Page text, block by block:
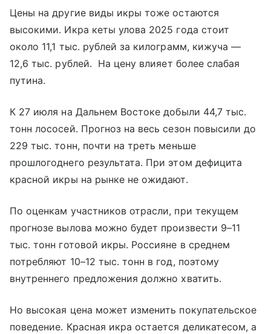
Цены на другие виды икры тоже остаются
высокими. Икра кеты улова 2025 года стоит
около 11,1 тыс. рублей за килограмм, кижуча —
12,6 тыс. рублей. На цену влияет более слабая
путина.
К 27 июля на Дальнем Востоке добыли 44,7 тыс.
тонн лососей. Прогноз на весь сезон повысили до
229 тыс. тонн, почти на треть меньше
прошлогоднего результата. При этом дефицита
красной икры на рынке не ожидают.
По оценкам участников отрасли, при текущем
прогнозе вылова можно будет произвести 9–11
тыс. тонн готовой икры. Россияне в среднем
потребляют 10–12 тыс. тонн в год, поэтому
внутреннего предложения должно хватить.
Но высокая цена может изменить покупательское
поведение. Красная икра остается деликатесом, а